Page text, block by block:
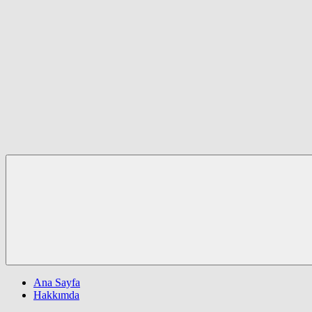
Ana Sayfa
Hakkımda